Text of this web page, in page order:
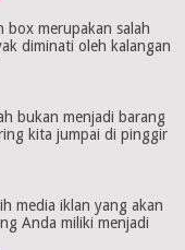
box merupakan salah
diminati oleh kalangan
bukan menjadi barang
kita jumpai di pinggir
media iklan yang akan
Anda miliki menjadi